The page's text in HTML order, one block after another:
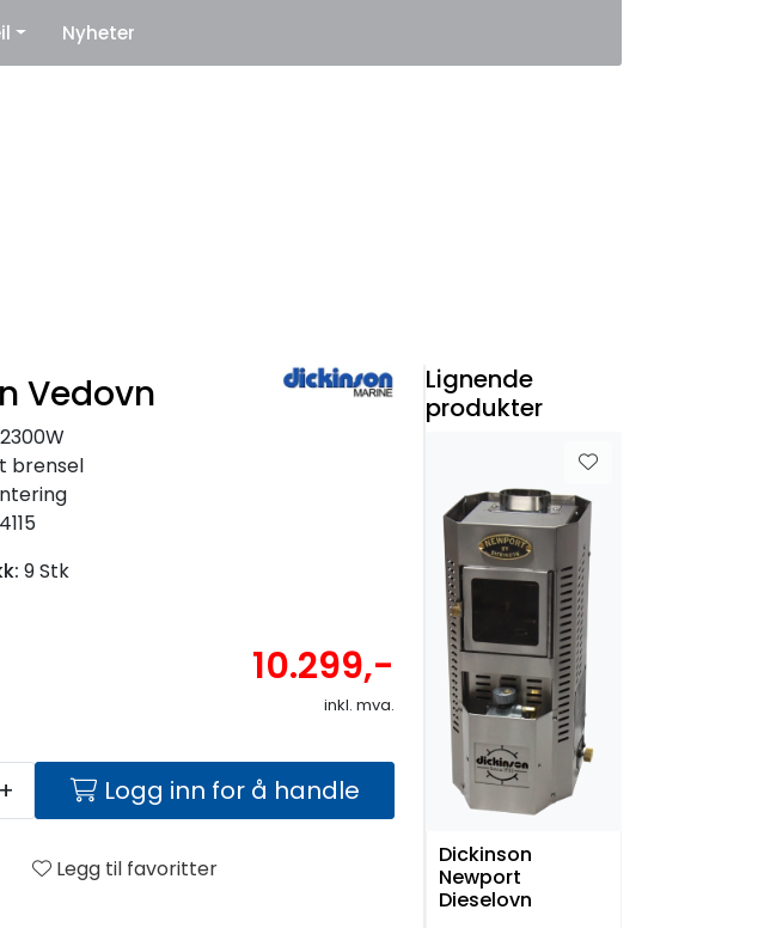
Nyheter
Vedovn
brensel
9 Stk
10.299,-
inkl. mva.
+ Logg inn for å handle
Legg til favoritter
Lignende
produkter
Dickinson
Newport
Dieselovn